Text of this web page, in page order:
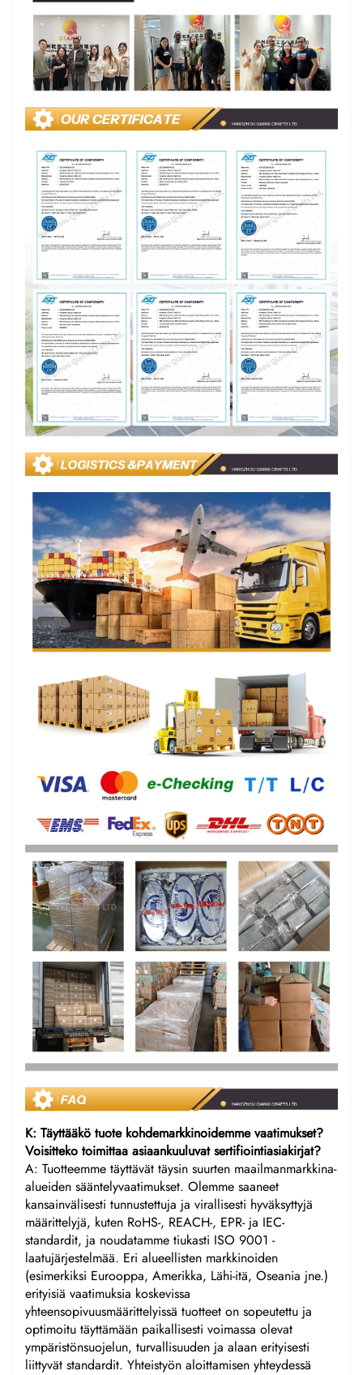
K: Täyttääkö tuote kohdemarkkinoidemme vaatimukset?
Voisitteko toimittaa asiaankuuluvat sertifiointiasiakirjat?
A: Tuotteemme täyttävät täysin suurten maailmanmarkkina-
alueiden sääntelyvaatimukset. Olemme saaneet
kansainvälisesti tunnustettuja ja virallisesti hyväksyttyjä
määrittelyjä, kuten RoHS-, REACH-, EPR- ja IEC-
standardit, ja noudatamme tiukasti ISO 9001 -
laatujärjestelmää. Eri alueellisten markkinoiden
(esimerkiksi Eurooppa, Amerikka, Lähi-itä, Oseania jne.)
erityisiä vaatimuksia koskevissa
yhteensopivuusmäärittelyissä tuotteet on sopeutettu ja
optimoitu täyttämään paikallisesti voimassa olevat
ympäristönsuojelun, turvallisuuden ja alaan erityisesti
liittyvät standardit. Yhteistyön aloittamisen yhteydessä